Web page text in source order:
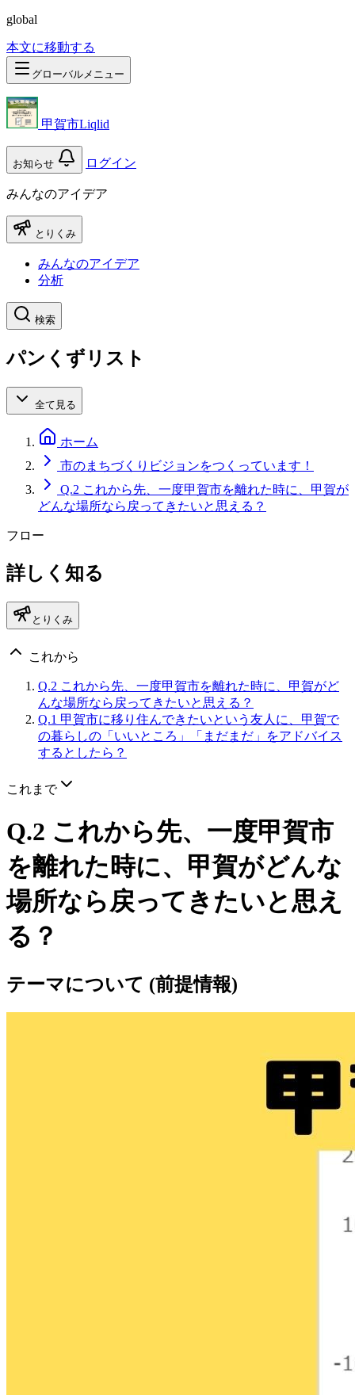
global
本文に移動する
グローバルメニュー
甲賀市Liqlid
お知らせ ログイン
みんなのアイデア
とりくみ
みんなのアイデア
分析
検索
パンくずリスト
全て見る
ホーム
市のまちづくりビジョンをつくっています！
Q.2 これから先、一度甲賀市を離れた時に、甲賀が
どんな場所なら戻ってきたいと思える？
フロー
詳しく知る
とりくみ
これから
Q.2 これから先、一度甲賀市を離れた時に、甲賀がど
んな場所なら戻ってきたいと思える？
Q.1 甲賀市に移り住んできたいという友人に、甲賀で
の暮らしの「いいところ」「まだまだ」をアドバイス
するとしたら？
これまで
Q.2 これから先、一度甲賀市
を離れた時に、甲賀がどんな
場所なら戻ってきたいと思え
る？
テーマについて (前提情報)